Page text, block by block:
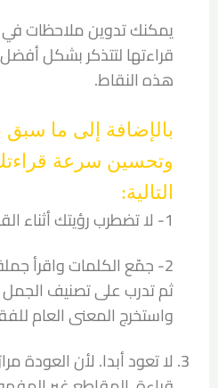
يمكنك تدوين ملاحظات في
قراءتها لتتذكر بشكل
هذه النقاط.
بالإضافة إلى ما سبق
وتحسين سرعة قراءتك
التالية:
1- لا تضطرب رؤيتك أثناء القراءة.
2- جمّع الكلمات واقرأ
ثم تدرب على تصنيف الجمل
واستخرج المعنى العام
لا تعود أبدا. لأن العودة